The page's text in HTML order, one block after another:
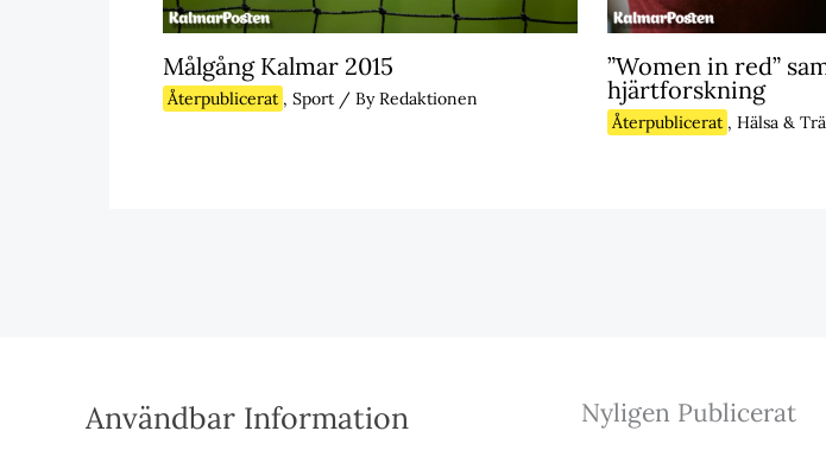
Målgång Kalmar 2015
Återpublicerat , Sport / ByRedaktionen
”Women in red”
hjärtforskning
Återpublicerat , Hälsa &
Användbar Information Nyligen Publicerat